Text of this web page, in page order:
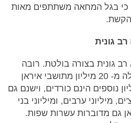
כי בגל המחאה משתתפים מאות
הקשת.
רב גונית
רב גונית בצורה בולטת. רובה
אינה פרסית כלל. למעלה מ- 20 מיליון מתושבי איראן
אזרים. כ- 6-8 מיליון נוספים הינם כורדים, וישנם גם
מיליוני ערבים, ומיליוני בני
גם מדוברות עשרות שפות.